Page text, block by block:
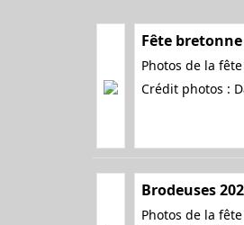
Fête
Photos de la
Crédit photos :
Brodeuses
Photos de la